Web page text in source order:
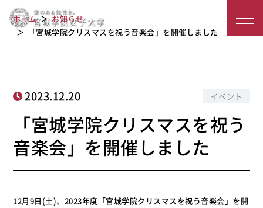
城
子
大
学
「宮城学院クリスマスを祝う音楽会」
を開催しました
ホーム
お知らせ
「宮城学院クリスマスを祝う音楽会」を開催しました
2023.12.20 イベント
「宮城学院クリスマスを祝う
音楽会」を開催しました
12月9日(土)、2023年度「宮城学院クリスマスを祝う音楽会」を開